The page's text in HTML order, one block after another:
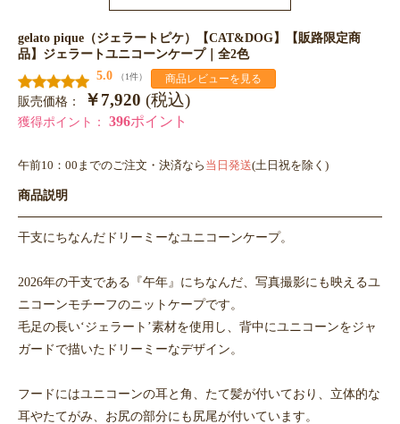
gelato pique（ジェラートピケ）【CAT&DOG】【販路限定商
品】ジェラートユニコーンケープ｜全2色
5.0
（1件） 商品レビューを見る
販売価格： ￥7,920 (税込)
獲得ポイント： 396ポイント
午前10：00までのご注文・決済なら 当日発送(土日祝を除く)
商品説明
干支にちなんだドリーミーなユニコーンケープ。
2026年の干支である『午年』にちなんだ、写真撮影にも映えるユ
ニコーンモチーフのニットケープです。
毛足の長い‘ジェラート’素材を使用し、背中にユニコーンをジャ
ガードで描いたドリーミーなデザイン。
フードにはユニコーンの耳と角、たて髪が付いており、立体的な
耳やたてがみ、お尻の部分にも尻尾が付いています。